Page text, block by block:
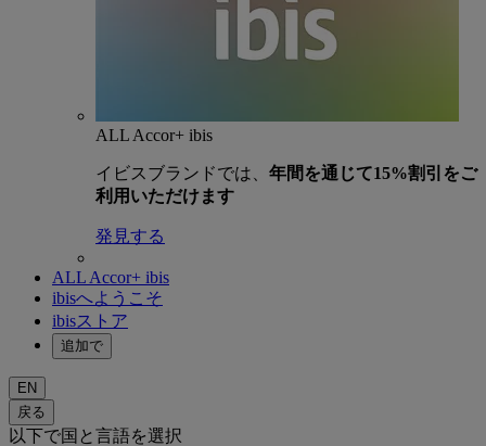
ALL Accor+ ibis
イビスブランドでは、 年間を通じて15%割引をご
利用いただけます
発見する
ALL Accor+ ibis
ibisへようこそ
ibisストア
追加で
EN
戻る
以下で国と言語を選択